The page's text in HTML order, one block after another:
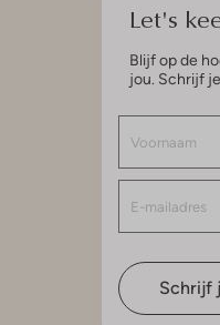
Let's
Blijf op de
jou. Schrijf
Schrijf